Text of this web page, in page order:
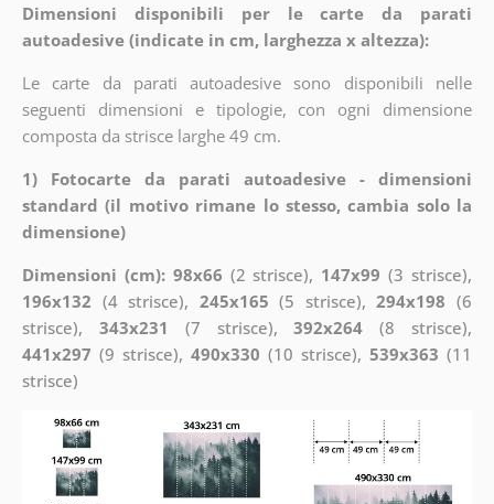
Dimensioni disponibili per le carte da parati
autoadesive (indicate in cm, larghezza x altezza):
Le carte da parati autoadesive sono disponibili nelle
seguenti dimensioni e tipologie, con ogni dimensione
composta da strisce larghe 49 cm.
1) Fotocarte da parati autoadesive - dimensioni
standard (il motivo rimane lo stesso, cambia solo la
dimensione)
Dimensioni (cm): 98x66 (2 strisce), 147x99 (3 strisce),
196x132 (4 strisce), 245x165 (5 strisce),294x198 (6
strisce), 343x231 (7 strisce),392x264 (8 strisce),
441x297 (9 strisce), 490x330 (10 strisce),539x363 (11
strisce)